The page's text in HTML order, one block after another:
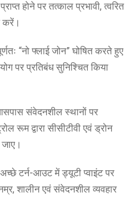
होने पर तत्काल प्रभावी, त्वरित
करें।
“नो फ्लाई जोन” घोषित करते हुए
पर प्रतिबंध सुनिश्चित किया
संवेदनशील स्थानों पर
रूम द्वारा सीसीटीवी एवं ड्रोन
अच्छे टर्न-आउट में ड्यूटी प्वाइंट पर
शालीन एवं संवेदनशील व्यवहार